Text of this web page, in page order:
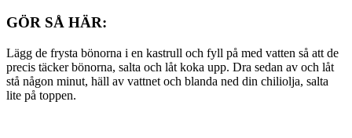
GÖR SÅ HÄR:
Lägg de frysta bönorna i en kastrull och fyll på med vatten så att de
precis täcker bönorna, salta och låt koka upp. Dra sedan av och låt
stå någon minut, häll av vattnet och blanda ned din chiliolja, salta
lite på toppen.